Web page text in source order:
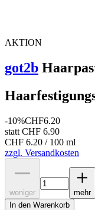
AKTION
got2b
-10%CHF6.20
statt CHF 6.90
CHF 6.20 / 100 ml
zzgl. Versandkosten
weniger
mehr
In den Warenkorb